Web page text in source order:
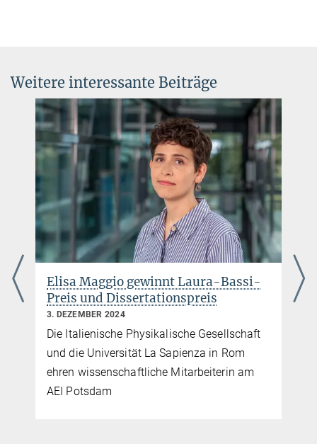
© sevens[+]maltry
+49 331 567-7303
elke.mueller@...
Weitere interessante Beiträge
Elisa Maggio gewinnt Laura-Bassi-
Preis und Dissertationspreis
3. DEZEMBER 2024
Die Italienische Physikalische Gesellschaft
und die Universität La Sapienza in Rom
ehren wissenschaftliche Mitarbeiterin am
AEI Potsdam